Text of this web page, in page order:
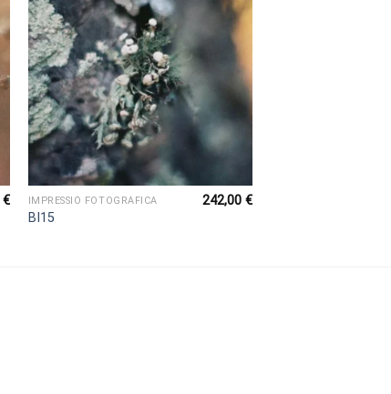
€ IMPRESSIÓ FOTOGRÀFICA
BI15
242,00€